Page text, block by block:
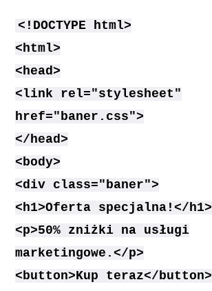
<!DOCTYPE html>
<html>
<head>
<link rel="stylesheet"
href="baner.css">
</head>
<body>
<div class="baner">
<h1>Oferta specjalna!</h1>
<p>50% zniżki na usługi
marketingowe.</p>
<button>Kup teraz</button>